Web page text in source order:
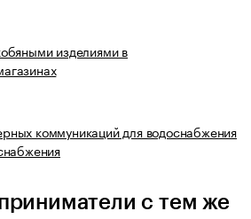
изделиями в
коммуникаций для водоснабжения
с тем же